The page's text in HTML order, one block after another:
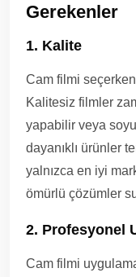
Gerekenler
1. Kalite
Cam filmi
Kalitesiz filmler
yapabilir veya
dayanıklı ürünler
yalnızca en iyi
ömürlü çözümler
2. Profesyonel
Cam filmi